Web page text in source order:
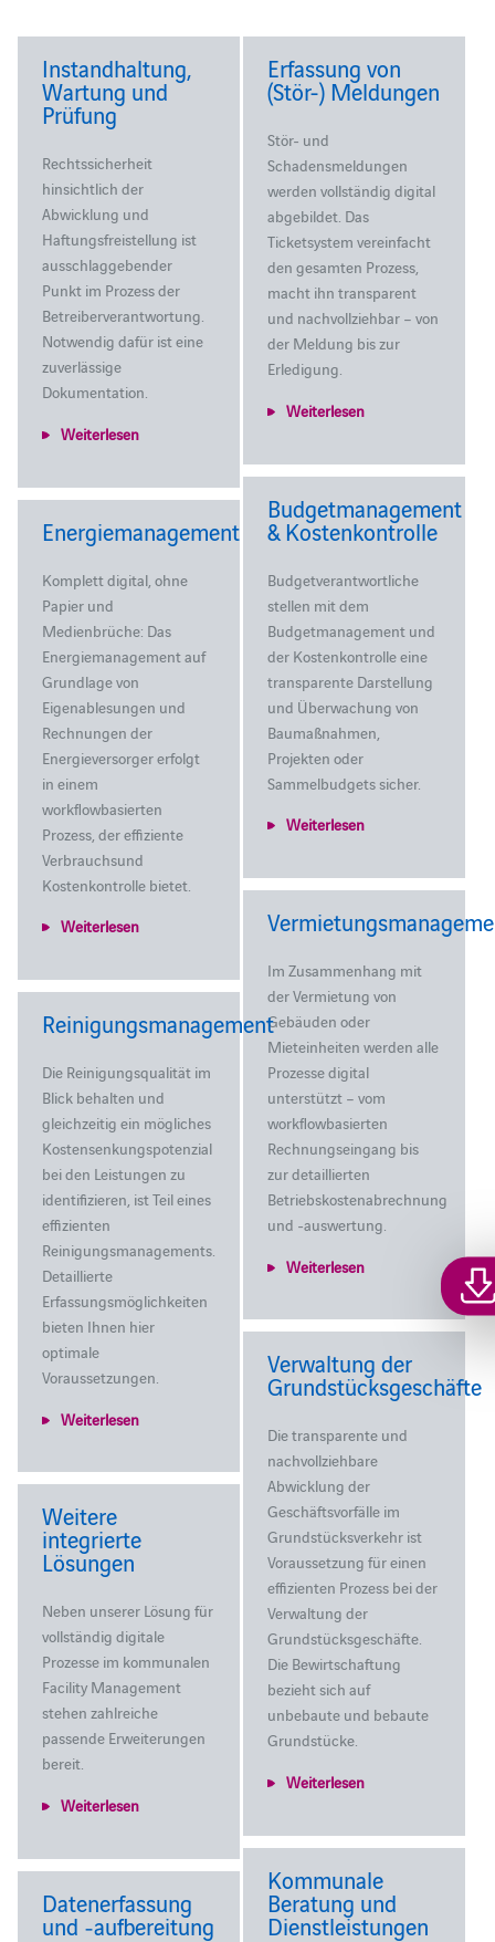
Instandhaltung,
Wartung und
Prüfung
Rechtssicherheit
hinsichtlich der
Abwicklung und
Haftungsfreistellung ist
ausschlaggebender
Punkt im Prozess der
Betreiberverantwortung.
Notwendig dafür ist eine
zuverlässige
Dokumentation.
Weiterlesen
Erfassung von
(Stör-) Meldungen
Stör- und
Schadensmeldungen
werden vollständig digital
abgebildet. Das
Ticketsystem vereinfacht
den gesamten Prozess,
macht ihn transparent
und nachvollziehbar – von
der Meldung bis zur
Erledigung.
Weiterlesen
Budgetmanagement
& Kostenkontrolle
Budgetverantwortliche
stellen mit dem
Budgetmanagement und
der Kostenkontrolle eine
transparente Darstellung
und Überwachung von
Baumaßnahmen,
Projekten oder
Sammelbudgets sicher.
Weiterlesen
Energiemanagement
Komplett digital, ohne
Papier und
Medienbrüche: Das
Energiemanagement auf
Grundlage von
Eigenablesungen und
Rechnungen der
Energieversorger erfolgt
in einem
workflowbasierten
Prozess, der effiziente
Verbrauchsund
Kostenkontrolle bietet.
Weiterlesen
Im Zusammenhang mit
der Vermietung von
Gebäuden oder
Mieteinheiten werden alle
Prozesse digital
unterstützt – vom
workflowbasierten
Rechnungseingang bis
zur detaillierten
Betriebskostenabrechnung
und -auswertung.
Weiterlesen
Reinigungsmanagement
Die Reinigungsqualität im
Blick behalten und
gleichzeitig ein mögliches
Kostensenkungspotenzial
bei den Leistungen zu
identifizieren, ist Teil eines
effizienten
Reinigungsmanagements.
Detaillierte
Erfassungsmöglichkeiten
bieten Ihnen hier
optimale
Voraussetzungen.
Weiterlesen
Verwaltung der
Grundstücksgeschäfte
Die transparente und
nachvollziehbare
Abwicklung der
Geschäftsvorfälle im
Grundstücksverkehr ist
Voraussetzung für einen
effizienten Prozess bei der
Verwaltung der
Grundstücksgeschäfte.
Die Bewirtschaftung
bezieht sich auf
unbebaute und bebaute
Grundstücke.
Weiterlesen
Weitere
integrierte
Lösungen
Neben unserer Lösung für
vollständig digitale
Prozesse im kommunalen
Facility Management
stehen zahlreiche
passende Erweiterungen
bereit.
Weiterlesen
Kommunale
Beratung und
Dienstleistungen
Datenerfassung
und ‑aufbereitung